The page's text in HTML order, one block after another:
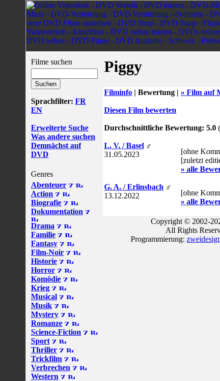
Filme suchen
Sprachfilter: FR
EN
Erweiterte Suche
Was andere suchen
Demnächst auf
DVD
Genres
Abenteuer
Action
Biografie
Dokumentation
Drama
Familie
Fantasy
Film-Noir
Historie
Horror
Komödie
Krieg
Musical
Musik
Mystery
Romanze
Science-Fiction
Sport
Thriller
Trickfilm
Verbrechen
Western
Piggy
Filminfo | Bewertung | » Film auf
Diesen Film bewerten
Durchschnittliche Bewertung: 5.0
L. V. / Basel ♂
31.05.2023
[ohne
[zuletzt
» alle
G. A. / Erlinsbach ♂
13.12.2022
[ohne
» alle
Copyright © 2002-
All Rights
Programmierung: